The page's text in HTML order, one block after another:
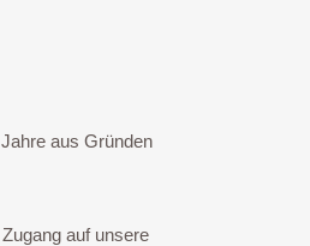
aus Gründen
auf unsere